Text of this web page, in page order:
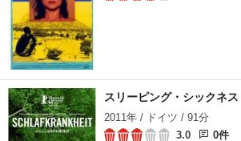
スリーピング・シックネス
2011年 / ドイツ / 91分
3.0
0件